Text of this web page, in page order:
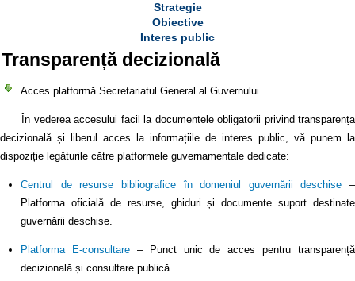
Strategie
Obiective
Interes public
Transparență decizională
Acces platformă Secretariatul General al Guvernului
În vederea accesului facil la documentele obligatorii privind transparența
decizională și liberul acces la informațiile de interes public, vă punem la
dispoziție legăturile către platformele guvernamentale dedicate:
Centrul de resurse bibliografice în domeniul guvernării deschise –
Platforma oficială de resurse, ghiduri și documente suport destinate
guvernării deschise.
Platforma E-consultare– Punct unic de acces pentru transparență
decizională și consultare publică.